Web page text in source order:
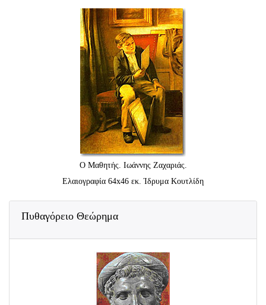
Ο Μαθητής. Ιωάννης Ζαχαριάς.
Ελαιογραφία 64x46 εκ. Ίδρυμα Κουτλίδη
Πυθαγόρειο Θεώρημα